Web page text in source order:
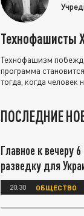
Технофашисты
Технофашизм
программа
тогда, когда человек
ПОСЛЕДНИЕ
Главное к вечеру
разведку для
20:30 ОБЩЕСТВО